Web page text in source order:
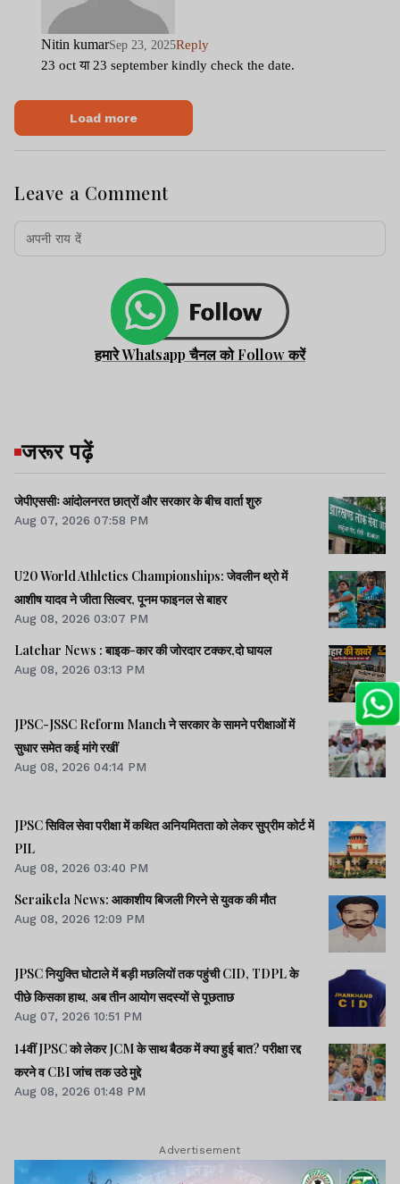
Nitin kumarSep 23, 2025Reply
23 oct या 23 september kindly check the date.
Load more
Leave a Comment
हमारे Whatsapp चैनल को Follow करें
जरूर पढ़ें
जेपीएससीः आंदोलनरत छात्रों और सरकार के बीच वार्ता शुरु
Aug 07, 2026 07:58 PM
U20 World Athletics Championships: जेवलीन थ्रो में
आशीष यादव ने जीता सिल्वर, पूनम फाइनल से बाहर
Aug 08, 2026 03:07 PM
Latehar News : बाइक-कार की जोरदार टक्‍कर,दो घायल
Aug 08, 2026 03:13 PM
JPSC-JSSC Reform Manch ने सरकार के सामने परीक्षाओं में
सुधार समेत कई मांगे रखीं
Aug 08, 2026 04:14 PM
JPSC सिविल सेवा परीक्षा में कथित अनियमितता को लेकर सुप्रीम कोर्ट में
PIL
Aug 08, 2026 03:40 PM
Seraikela News: आकाशीय बिजली गिरने से युवक की मौत
Aug 08, 2026 12:09 PM
JPSC नियुक्ति घोटाले में बड़ी मछलियों तक पहुंची CID, TDPL के
पीछे किसका हाथ, अब तीन आयोग सदस्यों से पूछताछ
Aug 07, 2026 10:51 PM
14वीं JPSC को लेकर JCM के साथ बैठक में क्या हुई बात? परीक्षा रद्द
करने व CBI जांच तक उठे मुद्दे
Aug 08, 2026 01:48 PM
Advertisement